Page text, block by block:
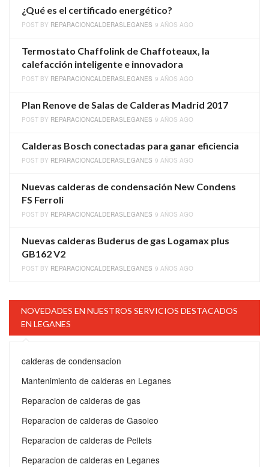
¿Qué es el certificado energético?
POST BY REPARACIONCALDERASLEGANES 9 AÑOS AGO
Termostato Chaffolink de Chaffoteaux, la
calefacción inteligente e innovadora
POST BY REPARACIONCALDERASLEGANES 9 AÑOS AGO
Plan Renove de Salas de Calderas Madrid 2017
POST BY REPARACIONCALDERASLEGANES 9 AÑOS AGO
Calderas Bosch conectadas para ganar eficiencia
POST BY REPARACIONCALDERASLEGANES 9 AÑOS AGO
Nuevas calderas de condensación New Condens
FS Ferroli
POST BY REPARACIONCALDERASLEGANES 9 AÑOS AGO
Nuevas calderas Buderus de gas Logamax plus
GB162 V2
POST BY REPARACIONCALDERASLEGANES 9 AÑOS AGO
NOVEDADES EN NUESTROS SERVICIOS DESTACADOS
EN LEGANES
calderas de condensacion
Mantenimiento de calderas en Leganes
Reparacion de calderas de gas
Reparacion de calderas de Gasoleo
Reparacion de calderas de Pellets
Reparacion de calderas en Leganes